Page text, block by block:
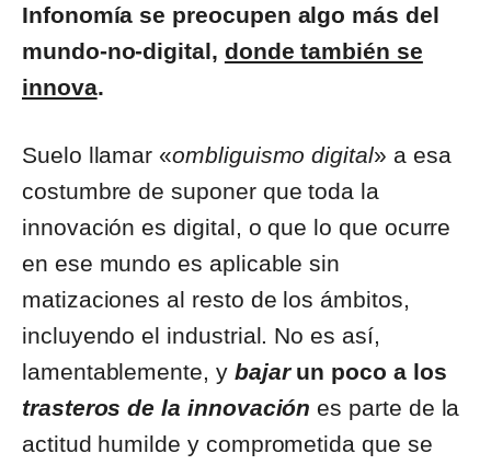
Infonomía se preocupen algo más del
mundo-no-digital, donde también se
innova.
Suelo llamar «ombliguismo digital» a esa
costumbre de suponer que toda la
innovación es digital, o que lo que ocurre
en ese mundo es aplicable sin
matizaciones al resto de los ámbitos,
incluyendo el industrial. No es así,
lamentablemente, y bajarun poco a los
trasteros de la innovación es parte de la
actitud humilde y comprometida que se